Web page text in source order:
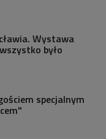
Wystawa
było
specjalnym